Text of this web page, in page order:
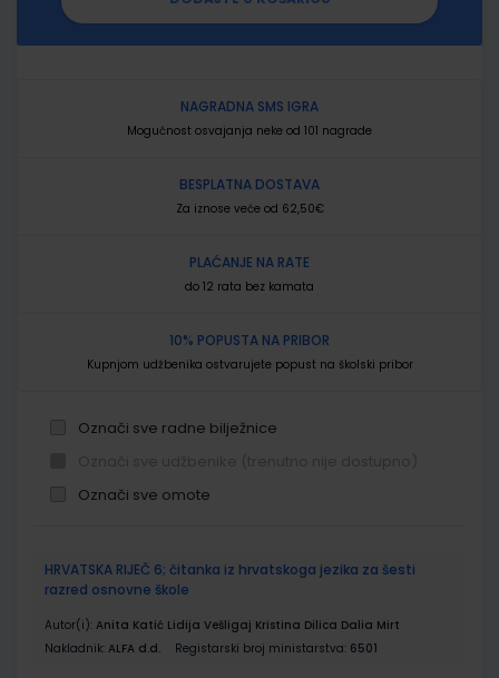
NAGRADNA SMS IGRA
Mogućnost osvajanja neke od 101 nagrade
BESPLATNA DOSTAVA
Za iznose veće od 62,50€
PLAĆANJE NA RATE
do 12 rata bez kamata
10% POPUSTA NA PRIBOR
Kupnjom udžbenika ostvarujete popust na školski pribor
Označi sve radne bilježnice
Označi sve omote
proizvodi
HRVATSKA RIJEČ 6; čitanka iz hrvatskoga jezika za šesti
razred osnovne škole
Autor(i): Anita Katić Lidija Vešligaj Kristina Dilica Dalia Mirt
Nakladnik: ALFA d.d. Registarski broj ministarstva: 6501